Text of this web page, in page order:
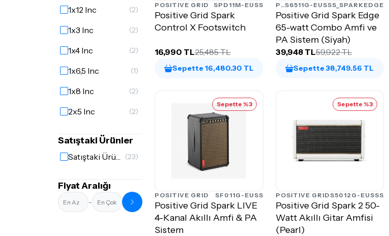
1x12 Inc (2)
1x3 Inc (2)
1x4 Inc (2)
1x6,5 Inc (1)
1x8 Inc (2)
2x5 Inc (2)
Satıştaki Ürünler
Satıştaki Ürünler (23)
Fiyat Aralığı
-
POSITIVE GRID SPD11M-EUSS
Positive Grid Spark
Control X Footswitch
16,990 TL25,485 TL
Sepette 16,480.30 TL
POSITIVE GRIDS6511G-EUSSS_SPARKEDGE
Positive Grid Spark Edge
65-watt Combo Amfi ve
PA Sistem (Siyah)
39,948 TL59,922 TL
Sepette 38,749.56 TL
Sepette %3
POSITIVE GRID SF011G-EUSS
Positive Grid Spark LIVE
4-Kanal Akıllı Amfi & PA
Sistem
Sepette %3
POSITIVE GRIDS5012G-EUSSS
Positive Grid Spark 2 50-
Watt Akıllı Gitar Amfisi
(Pearl)